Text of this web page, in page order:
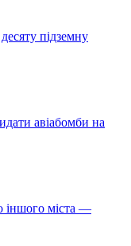
підземну
авіабомби на
іншого міста —